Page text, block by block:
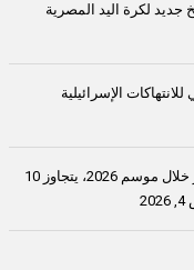
جديد لكرة اليد المصرية
الإسرائيلية
إنتاج القمح في مصر خلال موسم 2026، يتجاوز 10